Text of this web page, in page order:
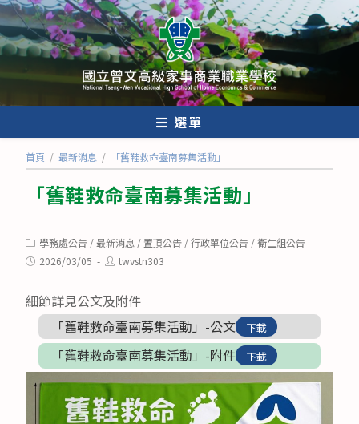
跳
轉
至
內
選單
首頁 / 最新消息 / 「舊鞋救命臺南募集活動」
「舊鞋救命臺南募集活動」
Post
category:
學務處公告 /最新消息 / 置頂公告 /行政單位公告 /衛生組公告
Post2026/03/05
Posttwvstn303
細節詳見公文及附件
「舊鞋救命臺南募集活動」-公文
下載
「舊鞋救命臺南募集活動」-附件 下載